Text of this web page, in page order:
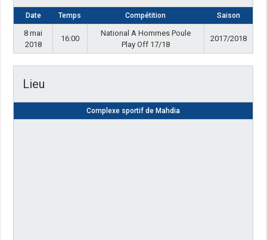
Date Temps Compétition Saison
8 mai
2018
16:00
National A Hommes Poule
Play Off 17/18
2017/2018
Lieu
Complexe sportif de Mahdia